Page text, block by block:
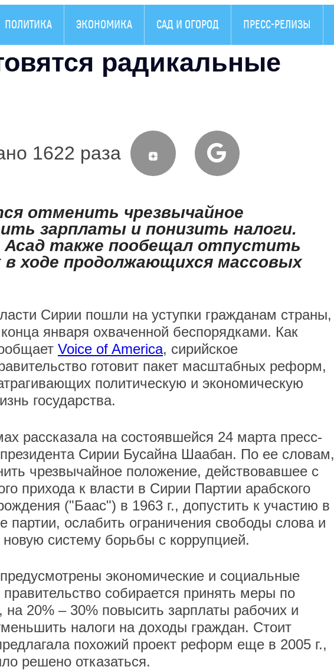
ПОЛИТИКА ЭКОНОМИКА САД И ОГОРОД ПРЕСС-РЕЛИЗЫ
радикальные
1622 раза
отменить чрезвычайное
зарплаты и понизить налоги.
также пообещал отпустить
в ходе продолжающихся массовых
Сирии пошли на уступки гражданам страны,
января охваченной беспорядками. Как
Voice of America, сирийское
готовит пакет масштабных реформ,
политическую и экономическую
государства.
рассказала на состоявшейся 24 марта пресс-
Сирии Бусайна Шаабан. По ее словам,
чрезвычайное положение, действовавшее с
прихода к власти в Сирии Партии арабского
("Баас") в 1963 г., допустить к участию в
партии, ослабить ограничения свободы слова и
систему борьбы с коррупцией.
экономические и социальные
собирается принять меры по
на 20% – 30% повысить зарплаты рабочих и
налоги на доходы граждан. Стоит
похожий проект реформ еще в 2005 г.,
решено отказаться.